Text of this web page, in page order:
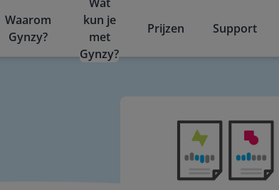
Waarom
Gynzy?
kun je
met
Gynzy?
Prijzen Support